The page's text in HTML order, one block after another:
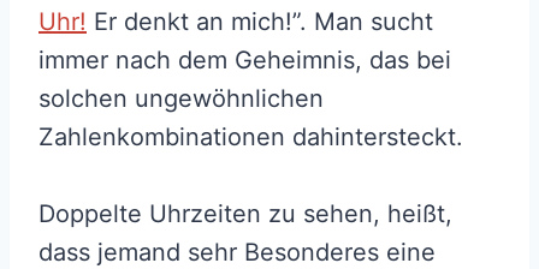
Uhr! Er denkt an mich!”. Man sucht
immer nach dem Geheimnis, das bei
solchen ungewöhnlichen
Zahlenkombinationen dahintersteckt.
Doppelte Uhrzeiten zu sehen, heißt,
dass jemand sehr Besonderes eine